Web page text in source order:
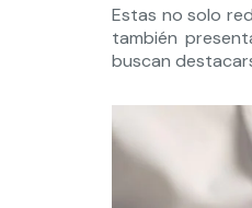
Estas no solo
también
buscan